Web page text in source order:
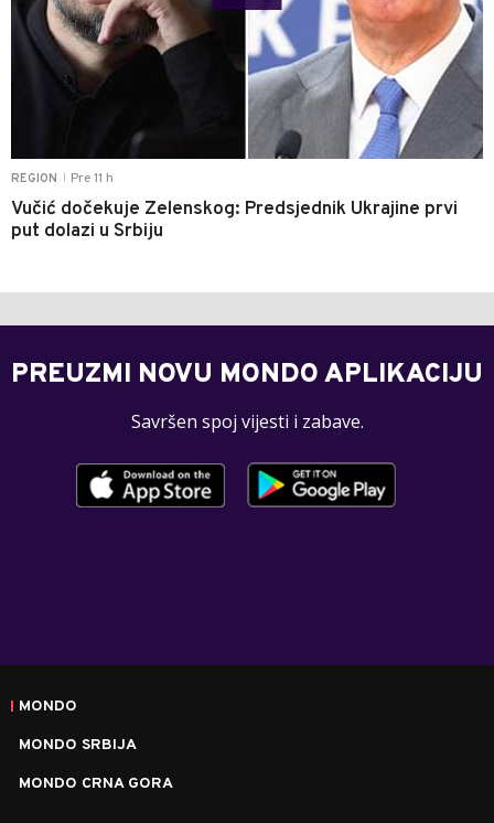
REGION Pre 11 h
Vučić dočekuje Zelenskog: Predsjednik Ukrajine prvi
put dolazi u Srbiju
PREUZMI NOVU MONDO APLIKACIJU
Savršen spoj vijesti i zabave.
MONDO
MONDO SRBIJA
MONDO CRNA GORA